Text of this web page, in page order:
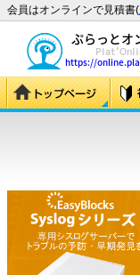
会員はオンラインで見積書(